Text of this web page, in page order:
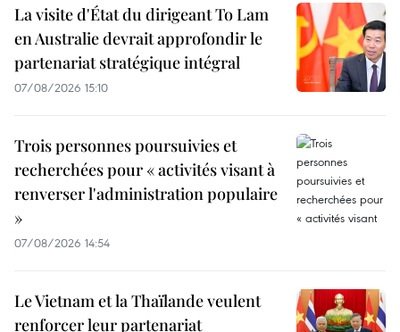
La visite d'État du dirigeant To Lam
en Australie devrait approfondir le
partenariat stratégique intégral
07/08/2026 15:10
Trois personnes poursuivies et
recherchées pour « activités visant à
renverser l'administration populaire
»
07/08/2026 14:54
Le Vietnam et la Thaïlande veulent
renforcer leur partenariat